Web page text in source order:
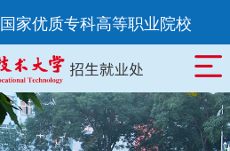
国家优质专科高等职业院校